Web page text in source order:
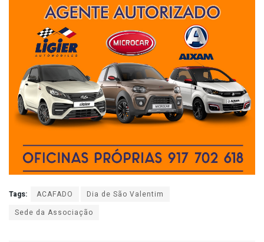
Tags: ACAFADO
Dia de São Valentim
Sede da Associação